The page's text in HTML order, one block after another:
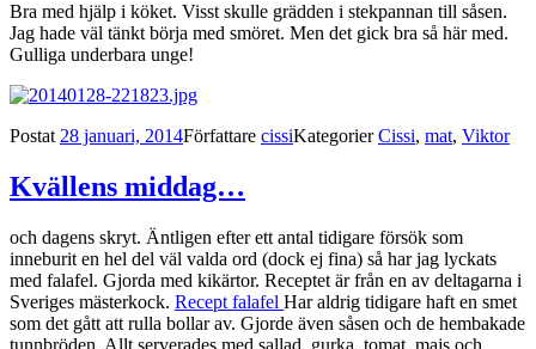
Bra med hjälp i köket. Visst skulle grädden i stekpannan till såsen.
Jag hade väl tänkt börja med smöret. Men det gick bra så här med.
Gulliga underbara unge!
Postat 28 januari, 2014Författare cissiKategorierCissi, mat, Viktor
Kvällens middag…
och dagens skryt. Äntligen efter ett antal tidigare försök som
inneburit en hel del väl valda ord (dock ej fina) så har jag lyckats
med falafel. Gjorda med kikärtor. Receptet är från en av deltagarna i
Sveriges mästerkock. Recept falafel Har aldrig tidigare haft en smet
som det gått att rulla bollar av. Gjorde även såsen och de hembakade
tunnbröden. Allt serverades med sallad, gurka, tomat, majs och